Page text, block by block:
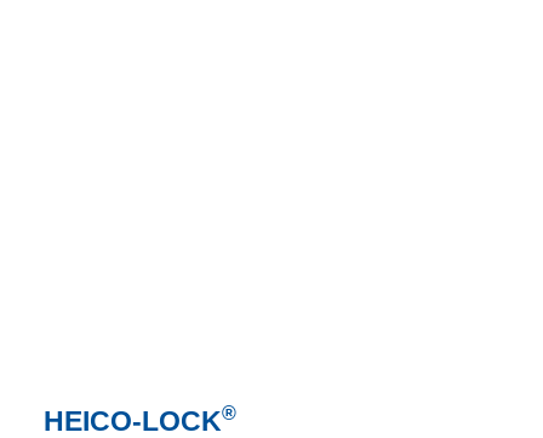
HEICO-LOCK®